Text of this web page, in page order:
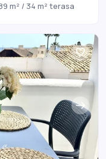
m² / 34 m² terasa